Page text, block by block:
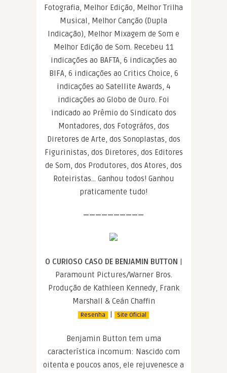
Fotografia, Melhor Edição, Melhor Trilha
Musical, Melhor Canção (Dupla
Indicação), Melhor Mixagem de Som e
Melhor Edição de Som. Recebeu 11
indicações ao BAFTA, 6 indicações ao
BIFA, 6 indicações ao Critics Choice, 6
indicações ao Satellite Awards, 4
indicações ao Globo de Ouro. Foi
indicado ao Prêmio do Sindicato dos
Montadores, dos Fotográfos, dos
Diretores de Arte, dos Sonoplastas, dos
Figurinistas, dos Diretores, dos Editores
de Som, dos Produtores, dos Atores, dos
Roteiristas… Ganhou todos! Ganhou
praticamente tudo!
——————————
O CURIOSO CASO DE BENJAMIN BUTTON
Paramount Pictures/Warner Bros.
Produção de Kathleen Kennedy, Frank
Marshall & Ceán Chaffin
Resenha Site Oficial
Benjamin Button tem uma
característica incomum: Nascido com
oitenta e poucos anos, ele rejuvenesce a